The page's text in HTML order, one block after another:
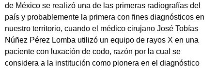
de México se realizó una de las primeras radiografías del
país y probablemente la primera con fines diagnósticos en
nuestro territorio, cuando el médico cirujano José Tobías
Núñez Pérez Lomba utilizó un equipo de rayos X en una
paciente con luxación de codo, razón por la cual se
considera a la institución como pionera en el diagnóstico